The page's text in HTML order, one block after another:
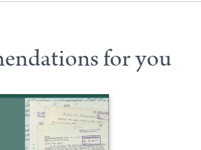
for you